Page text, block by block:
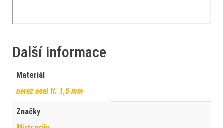
Další informace
Materiál
nerez ocel tl. 1,5 mm
Značky